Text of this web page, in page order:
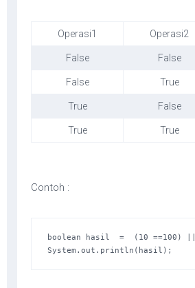
Operasi1 Operasi2
False False
False True
True False
True True
Contoh :
boolean hasil  =  (10 ==100)
System.out.println(hasil);